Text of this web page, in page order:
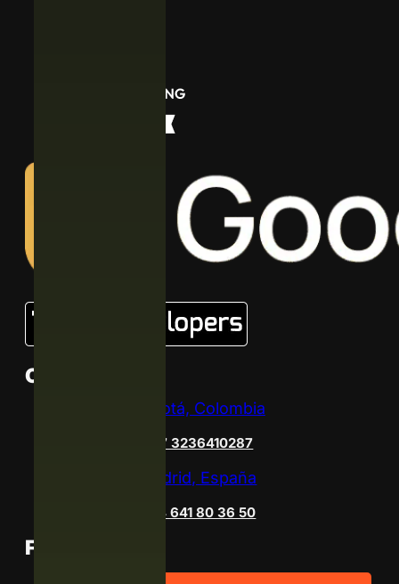
Contacto
Bogotá, Colombia
+57 3236410287
Madrid, España
+34 641 80 36 50
Follow Us